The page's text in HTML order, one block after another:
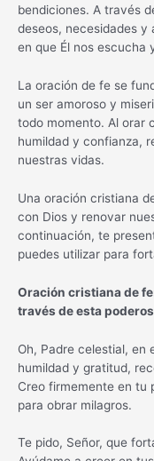
bendiciones. A través
deseos, necesidades y
en que Él nos escucha
La oración de fe se
un ser amoroso y
todo momento. Al orar
humildad y confianza,
nuestras vidas.
Una oración cristiana
con Dios y renovar
continuación, te
puedes utilizar para
Oración cristiana de
través de esta
Oh, Padre celestial, en
humildad y gratitud,
Creo firmemente en tu
para obrar milagros.
Te pido, Señor, que